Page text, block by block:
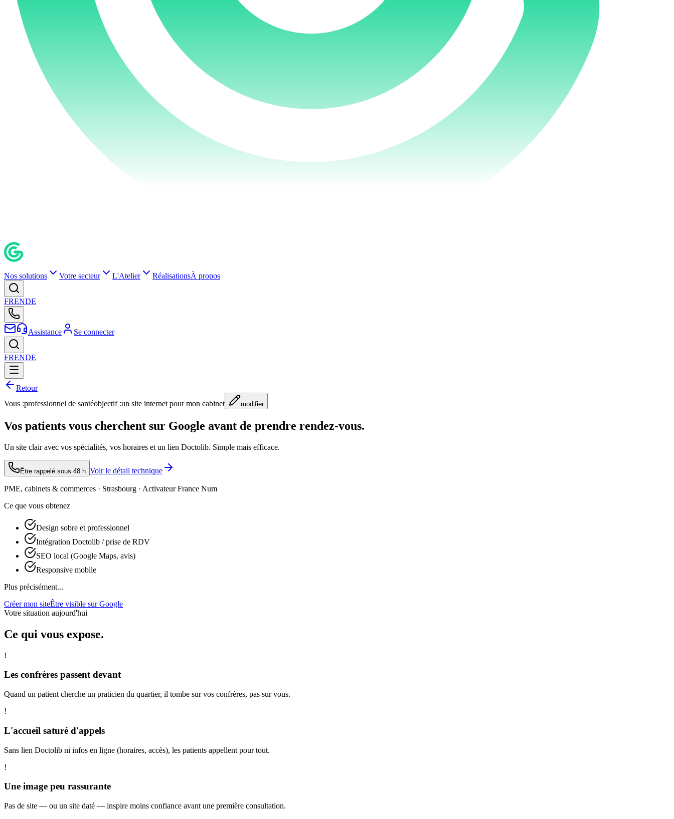
Nos solutions Votre secteur L'Atelier RéalisationsÀ propos
FRENDE
Assistance Se connecter
FRENDE
Retour
Vous :professionnel de santéobjectif :un site internet pour mon cabinet modifier
Vos patients vous cherchent sur Google avant de prendre rendez-vous.
Un site clair avec vos spécialités, vos horaires et un lien Doctolib. Simple mais efficace.
Être rappelé sous 48 h Voir le détail technique
PME, cabinets & commerces · Strasbourg · Activateur France Num
Ce que vous obtenez
Design sobre et professionnel
Intégration Doctolib / prise de RDV
SEO local (Google Maps, avis)
Responsive mobile
Plus précisément...
Créer mon siteÊtre visible sur Google
Votre situation aujourd'hui
Ce qui vous expose.
!
Les confrères passent devant
Quand un patient cherche un praticien du quartier, il tombe sur vos confrères, pas sur vous.
!
L'accueil saturé d'appels
Sans lien Doctolib ni infos en ligne (horaires, accès), les patients appellent pour tout.
!
Une image peu rassurante
Pas de site — ou un site daté — inspire moins confiance avant une première consultation.